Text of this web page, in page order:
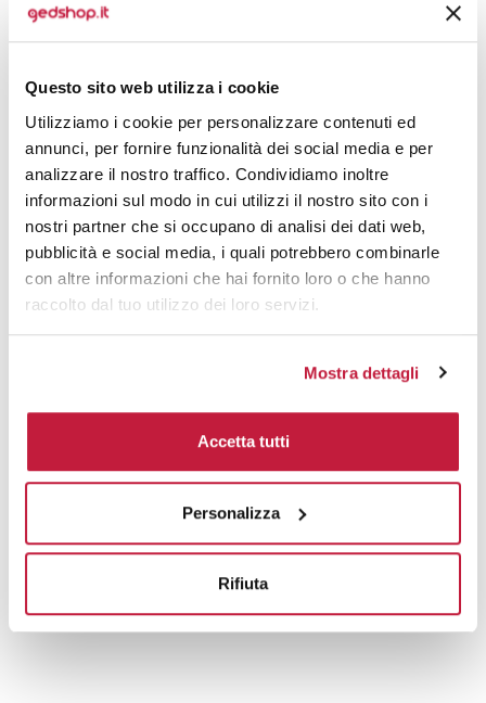
Questo sito web utilizza i cookie
Utilizziamo i cookie per personalizzare contenuti ed
annunci, per fornire funzionalità dei social media e per
analizzare il nostro traffico. Condividiamo inoltre
informazioni sul modo in cui utilizzi il nostro sito con i
nostri partner che si occupano di analisi dei dati web,
pubblicità e social media, i quali potrebbero combinarle
con altre informazioni che hai fornito loro o che hanno
raccolto dal tuo utilizzo dei loro servizi.
Mostra dettagli
Accetta tutti
Personalizza
Rifiuta
2250
249750 € 1,52
250000 € 1,52
Tecniche di stampa
Domande e risposte
Prodotti alternativi